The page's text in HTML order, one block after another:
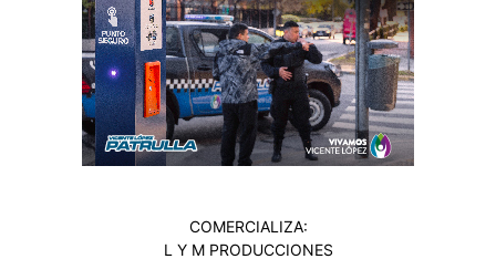
COMERCIALIZA:
L Y M PRODUCCIONES